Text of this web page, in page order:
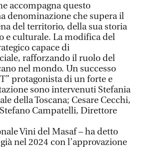
accompagna questo
denominazione che supera il
del territorio, della sua storia
e culturale. La modifica del
capace di
rafforzando il ruolo del
nel mondo. Un successo
protagonista di un forte e
sono intervenuti Stefania
della Toscana; Cesare Cecchi,
Campatelli, Direttore
Vini del Masaf – ha detto
nel 2024 con l’approvazione